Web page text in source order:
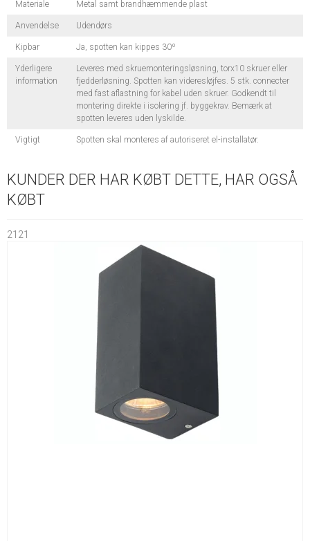
Materiale Metal samt brandhæmmende plast
Anvendelse Udendørs
Kipbar Ja, spotten kan kippes 30º
Yderligere
information
Leveres med skruemonteringsløsning, torx10 skruer eller
fjedderløsning. Spotten kan videresløjfes. 5 stk. connecter
med fast aflastning for kabel uden skruer. Godkendt til
montering direkte i isolering jf. byggekrav. Bemærk at
spotten leveres uden lyskilde.
Vigtigt Spotten skal monteres af autoriseret el-installatør.
KUNDER DER HAR KØBT DETTE, HAR OGSÅ
KØBT
2121